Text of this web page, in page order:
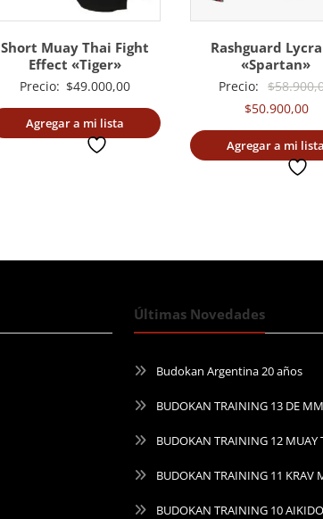
Short Muay Thai Fight
Effect «Tiger»
Precio: $49.000,00
Agregar a mi lista
Rashguard Lycra
«Spartan»
Precio: $
$50.900,00El
Agregar a mi lista
Últimas Novedades
Budokan Argentina 20 años
BUDOKAN TRAINING 13 DE
BUDOKAN TRAINING 12 MUAY
BUDOKAN TRAINING 11 KRAV
BUDOKAN TRAINING 10 AIKIDO